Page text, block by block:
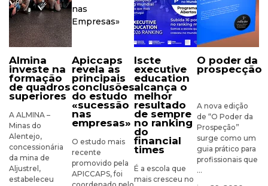
almina
investe na
formação
de quadros
superiores
A ALMINA –
Minas do
Alentejo,
concessionária
da mina de
Aljustrel,
estabeleceu
apiccaps
revela as
principais
conclusões
do estudo
«sucessão
nas
empresas»
O estudo mais
recente
promovido pela
APICCAPS, foi
iscte
executive
education
alcança o
melhor
resultado
de sempre
no ranking
do
financial
times
É a escola que
mais cresceu no
o poder da
prospecção
A nova edição
de “O Poder da
Prospeção”
surge como um
guia prático para
profissionais que
...